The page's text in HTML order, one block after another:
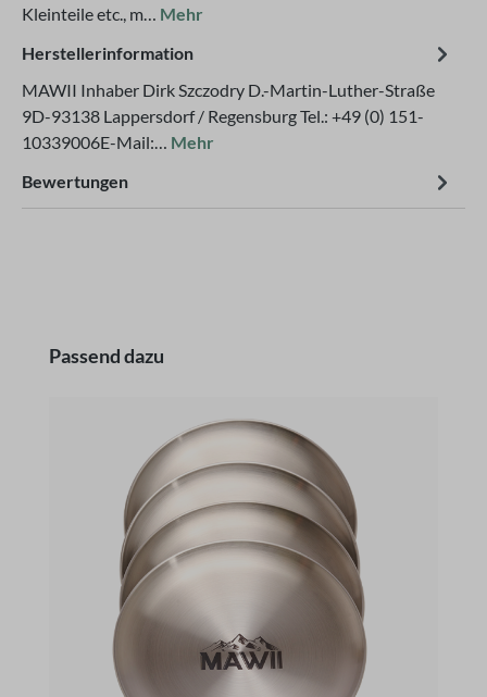
Kleinteile etc., m… Mehr
Herstellerinformation
MAWII Inhaber Dirk Szczodry D.-Martin-Luther-Straße
9D-93138 Lappersdorf / Regensburg Tel.: +49 (0) 151-
10339006E-Mail:… Mehr
Bewertungen
Produktgalerie überspringen
Passend dazu